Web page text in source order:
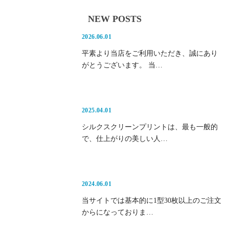
NEW POSTS
2026.06.01
平素より当店をご利用いただき、誠にあり
がとうございます。 当…
2025.04.01
シルクスクリーンプリントは、最も一般的
で、仕上がりの美しい人…
2024.06.01
当サイトでは基本的に1型30枚以上のご注文
からになっておりま…